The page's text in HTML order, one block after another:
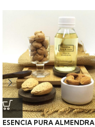
ESENCIA PURA ALMENDRA